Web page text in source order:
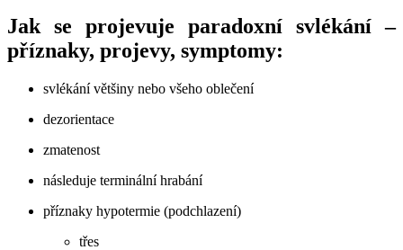
Jak se projevuje paradoxní svlékání –
příznaky, projevy, symptomy:
svlékání většiny nebo všeho oblečení
dezorientace
zmatenost
následuje terminální hrabání
příznaky hypotermie (podchlazení)
třes